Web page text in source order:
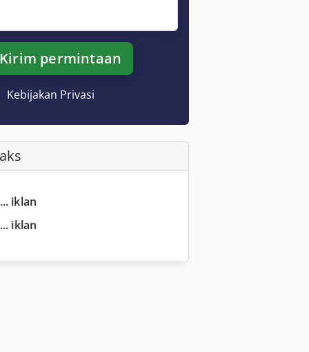
Kirim permintaan
Kebijakan Privasi
iklan
iklan